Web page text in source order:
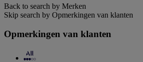
Back to search by Merken
Skip search by Opmerkingen van klanten
Opmerkingen van klanten